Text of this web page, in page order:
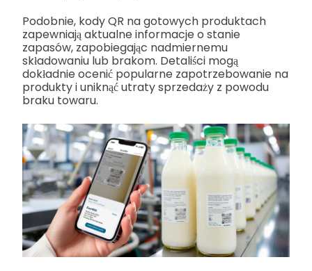
Podobnie, kody QR na gotowych produktach
zapewniają aktualne informacje o stanie
zapasów, zapobiegając nadmiernemu
składowaniu lub brakom. Detaliści mogą
dokładnie ocenić popularne zapotrzebowanie na
produkty i uniknąć utraty sprzedaży z powodu
braku towaru.